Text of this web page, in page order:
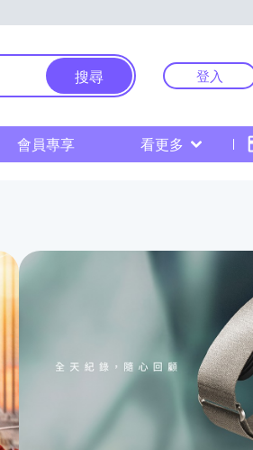
搜尋 登入
會員專享 看更多